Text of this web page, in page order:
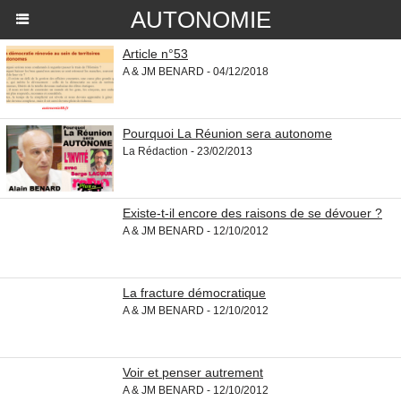
AUTONOMIE
Article n°53
A & JM BENARD - 04/12/2018
Pourquoi La Réunion sera autonome
La Rédaction - 23/02/2013
Existe-t-il encore des raisons de se dévouer ?
A & JM BENARD - 12/10/2012
La fracture démocratique
A & JM BENARD - 12/10/2012
Voir et penser autrement
A & JM BENARD - 12/10/2012